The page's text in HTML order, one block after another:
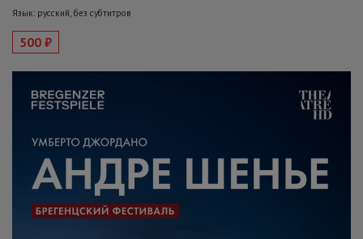
Язык: русский, без субтитров
500 ₽